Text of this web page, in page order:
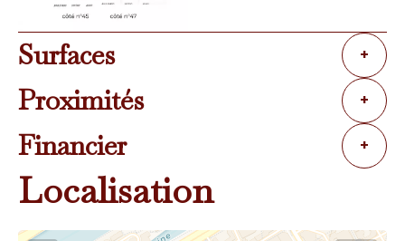
Surfaces +
Proximités +
Financier +
Localisation